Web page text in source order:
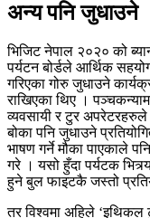
अन्य पनि जुधाउने
भिजिट नेपाल २०२० को
पर्यटन बोर्डले आर्थिक
गरिएका गोरु जुधाउने
राखिएका थिए ।
व्यवसायी र टुर अपरेटरहरुले
बोका पनि जुधाउने
भाषण गर्ने मौका पाएकाले
गरे । यसो हुँदा पर्यटक
हुने बुल फाइटकै जस्तो
तर विश्वमा अहिले ‘इथिकल